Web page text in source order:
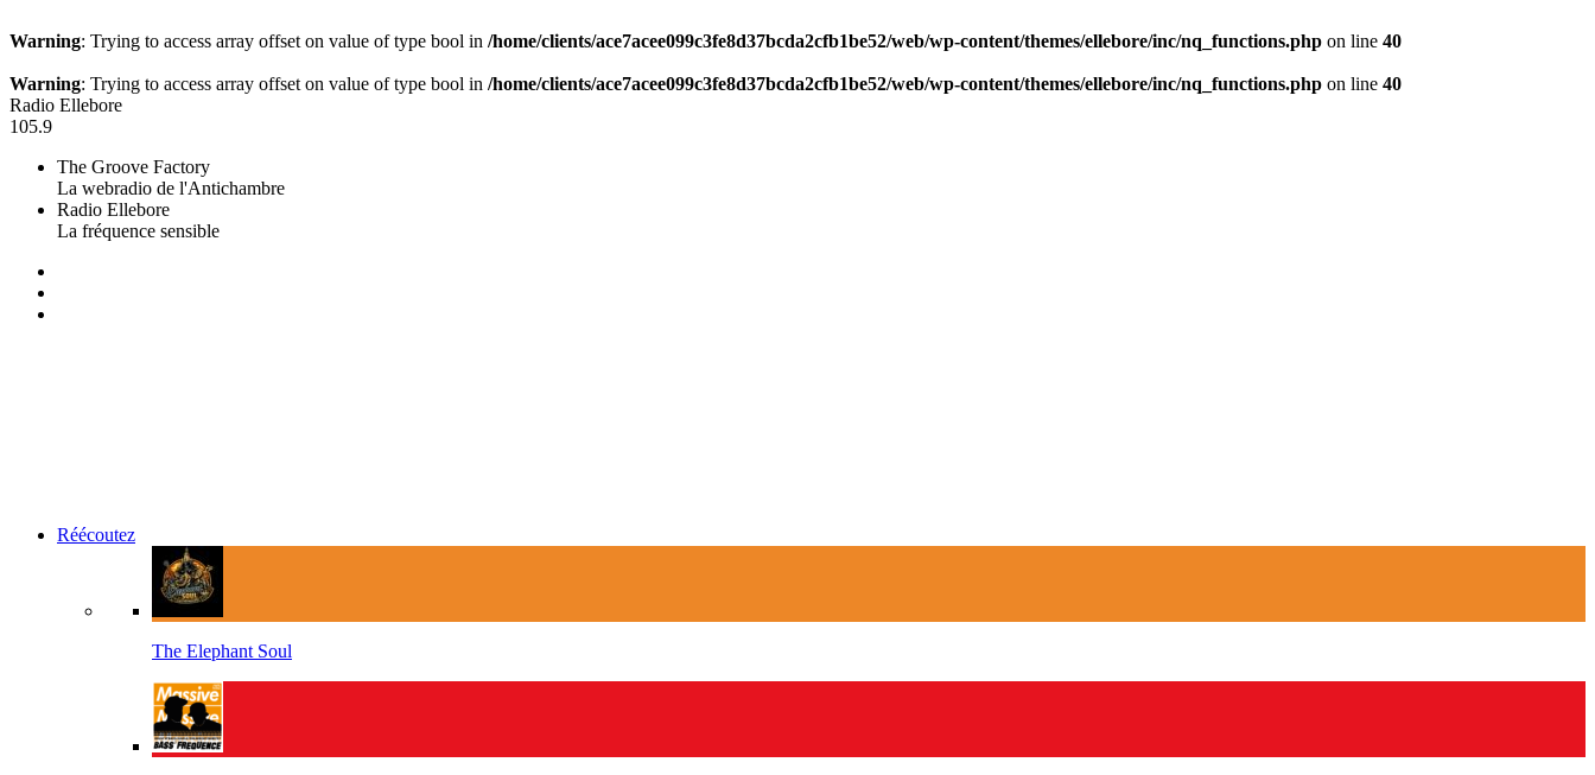
Warning: Trying to access array offset on value of type bool in /home/clients/ace7acee099c3fe8d37bcda2cfb1be52/web/wp-content/themes/ellebore/inc/nq_functions.php on line 40
Warning: Trying to access array offset on value of type bool in /home/clients/ace7acee099c3fe8d37bcda2cfb1be52/web/wp-content/themes/ellebore/inc/nq_functions.php on line 40
Radio Ellebore
105.9
The Groove Factory
La webradio de l'Antichambre
Radio Ellebore
La fréquence sensible
Réécoutez
The Elephant Soul